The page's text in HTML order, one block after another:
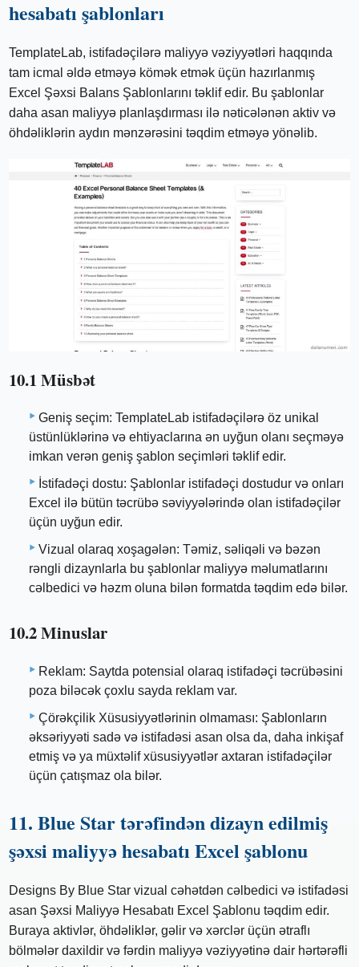
hesabatı şablonları
TemplateLab, istifadəçilərə maliyyə vəziyyətləri haqqında
tam icmal əldə etməyə kömək etmək üçün hazırlanmış
Excel Şəxsi Balans Şablonlarını təklif edir. Bu şablonlar
daha asan maliyyə planlaşdırması ilə nəticələnən aktiv və
öhdəliklərin aydın mənzərəsini təqdim etməyə yönəlib.
10.1 Müsbət
Geniş seçim: TemplateLab istifadəçilərə öz unikal
üstünlüklərinə və ehtiyaclarına ən uyğun olanı seçməyə
imkan verən geniş şablon seçimləri təklif edir.
İstifadəçi dostu: Şablonlar istifadəçi dostudur və onları
Excel ilə bütün təcrübə səviyyələrində olan istifadəçilər
üçün uyğun edir.
Vizual olaraq xoşagələn: Təmiz, səliqəli və bəzən
rəngli dizaynlarla bu şablonlar maliyyə məlumatlarını
cəlbedici və həzm oluna bilən formatda təqdim edə bilər.
10.2 Minuslar
Reklam: Saytda potensial olaraq istifadəçi təcrübəsini
poza biləcək çoxlu sayda reklam var.
Çörəkçilik Xüsusiyyətlərinin olmaması: Şablonların
əksəriyyəti sadə və istifadəsi asan olsa da, daha inkişaf
etmiş və ya müxtəlif xüsusiyyətlər axtaran istifadəçilər
üçün çatışmaz ola bilər.
11. Blue Star tərəfindən dizayn edilmiş
şəxsi maliyyə hesabatı Excel şablonu
Designs By Blue Star vizual cəhətdən cəlbedici və istifadəsi
asan Şəxsi Maliyyə Hesabatı Excel Şablonu təqdim edir.
Buraya aktivlər, öhdəliklər, gəlir və xərclər üçün ətraflı
bölmələr daxildir və fərdin maliyyə vəziyyətinə dair hərtərəfli